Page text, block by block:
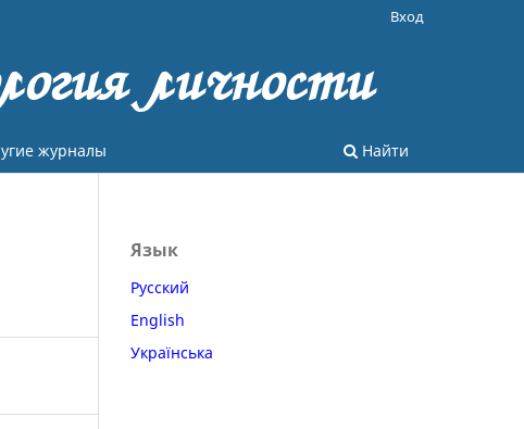
личности
журналы Найти
Вход
Язык
Русский
English
Українська